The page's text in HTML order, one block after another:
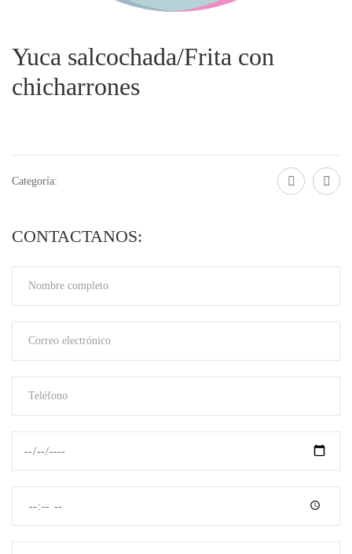
Yuca salcochada/Frita con
chicharrones
Categoría:
CONTACTANOS: